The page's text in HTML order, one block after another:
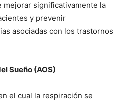
mejorar significativamente la
y prevenir
asociadas con los trastornos
Sueño (AOS)
el cual la respiración se